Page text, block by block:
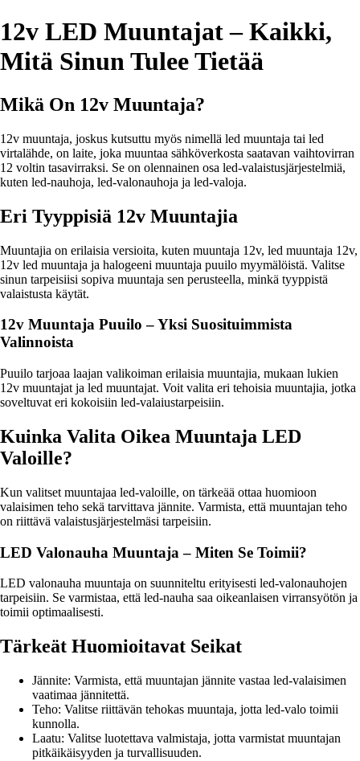
12v LED Muuntajat – Kaikki,
Mitä Sinun Tulee Tietää
Mikä On 12v Muuntaja?
12v muuntaja, joskus kutsuttu myös nimellä led muuntaja tai led
virtalähde, on laite, joka muuntaa sähköverkosta saatavan vaihtovirran
12 voltin tasavirraksi. Se on olennainen osa led-valaistusjärjestelmiä,
kuten led-nauhoja, led-valonauhoja ja led-valoja.
Eri Tyyppisiä 12v Muuntajia
Muuntajia on erilaisia versioita, kuten muuntaja 12v, led muuntaja 12v,
12v led muuntaja ja halogeeni muuntaja puuilo myymälöistä. Valitse
sinun tarpeisiisi sopiva muuntaja sen perusteella, minkä tyyppistä
valaistusta käytät.
12v Muuntaja Puuilo – Yksi Suosituimmista
Valinnoista
Puuilo tarjoaa laajan valikoiman erilaisia muuntajia, mukaan lukien
12v muuntajat ja led muuntajat. Voit valita eri tehoisia muuntajia, jotka
soveltuvat eri kokoisiin led-valaiustarpeisiin.
Kuinka Valita Oikea Muuntaja LED
Valoille?
Kun valitset muuntajaa led-valoille, on tärkeää ottaa huomioon
valaisimen teho sekä tarvittava jännite. Varmista, että muuntajan teho
on riittävä valaistusjärjestelmäsi tarpeisiin.
LED Valonauha Muuntaja – Miten Se Toimii?
LED valonauha muuntaja on suunniteltu erityisesti led-valonauhojen
tarpeisiin. Se varmistaa, että led-nauha saa oikeanlaisen virransyötön ja
toimii optimaalisesti.
Tärkeät Huomioitavat Seikat
Jännite: Varmista, että muuntajan jännite vastaa led-valaisimen
vaatimaa jännitettä.
Teho: Valitse riittävän tehokas muuntaja, jotta led-valo toimii
kunnolla.
Laatu: Valitse luotettava valmistaja, jotta varmistat muuntajan
pitkäikäisyyden ja turvallisuuden.